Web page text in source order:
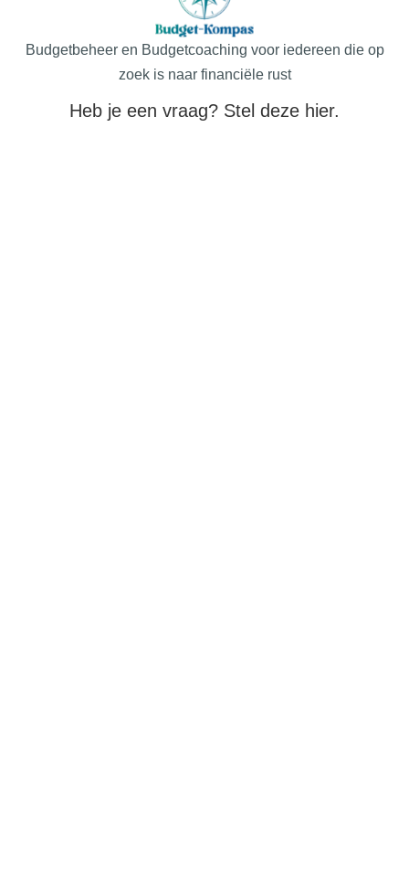
Budgetbeheer en Budgetcoaching voor iedereen die op
zoek is naar financiële rust
Heb je een vraag? Stel deze hier.